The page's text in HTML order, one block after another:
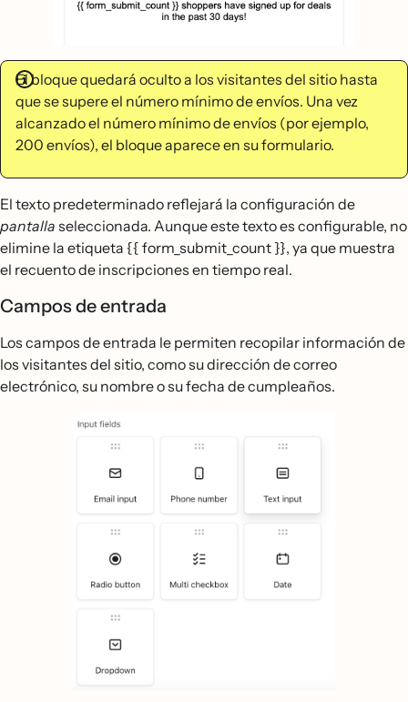
El bloque quedará oculto a los visitantes del sitio hasta
que se supere el número mínimo de envíos. Una vez
alcanzado el número mínimo de envíos (por ejemplo,
200 envíos), el bloque aparece en su formulario.
El texto predeterminado reflejará la configuración de
pantalla seleccionada. Aunque este texto es configurable, no
elimine la etiqueta {{ form_submit_count }}, ya que muestra
el recuento de inscripciones en tiempo real.
Campos de entrada
Los campos de entrada le permiten recopilar información de
los visitantes del sitio, como su dirección de correo
electrónico, su nombre o su fecha de cumpleaños.